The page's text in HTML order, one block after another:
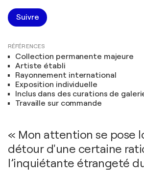
Suivre
RÉFÉRENCES
Collection permanente majeure
Artiste établi
Rayonnement international
Exposition individuelle
Inclus dans des curations de
Travaille sur commande
« Mon attention se pose
détour d'une certaine
l’inquiétante étrangeté